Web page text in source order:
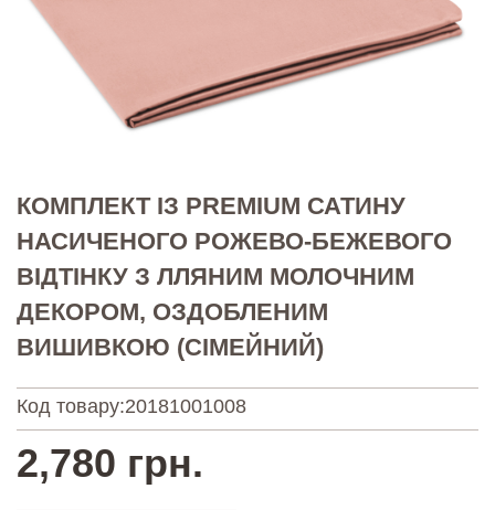
КОМПЛЕКТ ІЗ PREMIUM САТИНУ
НАСИЧЕНОГО РОЖЕВО-БЕЖЕВОГО
ВІДТІНКУ З ЛЛЯНИМ МОЛОЧНИМ
ДЕКОРОМ, ОЗДОБЛЕНИМ
ВИШИВКОЮ (СІМЕЙНИЙ)
Код товару:20181001008
2,780 грн.